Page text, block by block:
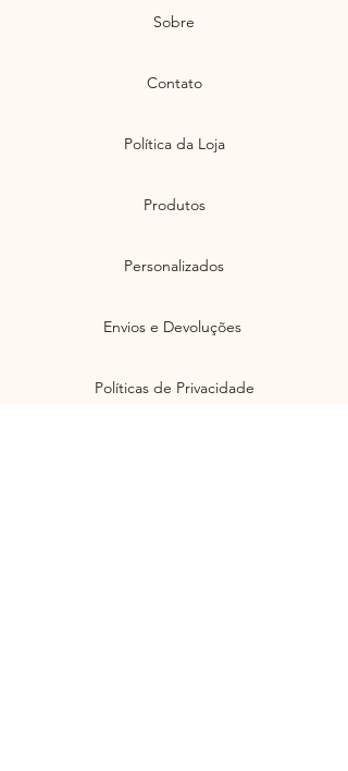
Sobre
Contato
Política da Loja
Produtos
Personalizados
Envios e Devoluções
Políticas de Privacidade